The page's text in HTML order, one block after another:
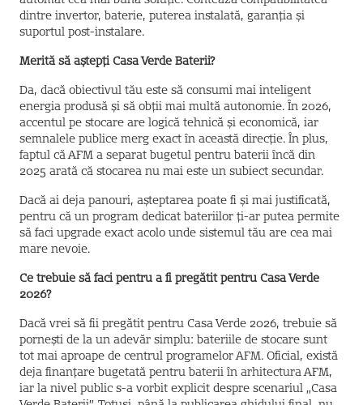
dintre invertor, baterie, puterea instalată, garanția și
suportul post-instalare.
Merită să aștepți Casa Verde Baterii?
Da, dacă obiectivul tău este să consumi mai inteligent
energia produsă și să obții mai multă autonomie. În 2026,
accentul pe stocare are logică tehnică și economică, iar
semnalele publice merg exact în această direcție. În plus,
faptul că AFM a separat bugetul pentru baterii încă din
2025 arată că stocarea nu mai este un subiect secundar.
Dacă ai deja panouri, așteptarea poate fi și mai justificată,
pentru că un program dedicat bateriilor ți-ar putea permite
să faci upgrade exact acolo unde sistemul tău are cea mai
mare nevoie.
Ce trebuie să faci pentru a fi pregătit pentru Casa Verde
2026?
Dacă vrei să fii pregătit pentru Casa Verde 2026, trebuie să
pornești de la un adevăr simplu: bateriile de stocare sunt
tot mai aproape de centrul programelor AFM. Oficial, există
deja finanțare bugetată pentru baterii în arhitectura AFM,
iar la nivel public s-a vorbit explicit despre scenariul „Casa